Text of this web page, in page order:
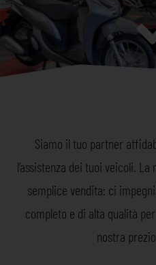
Siamo il tuo partner
l’assistenza dei tuoi veicoli.
semplice vendita: ci
completo e di alta qualità
nostra